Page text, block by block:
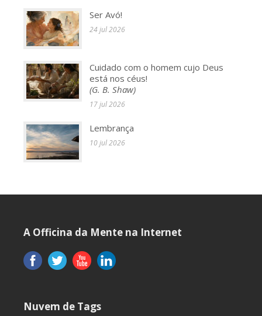
Ser Avó!
24 jul 2026
Cuidado com o homem cujo Deus
está nos céus!
(G. B. Shaw)
17 jul 2026
Lembrança
10 jul 2026
A Officina da Mente na Internet
Nuvem de Tags